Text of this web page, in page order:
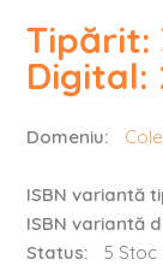
Tipărit:
Digital:
Domeniu:
ISBN variantă
ISBN variantă
Status:
5 Stoc